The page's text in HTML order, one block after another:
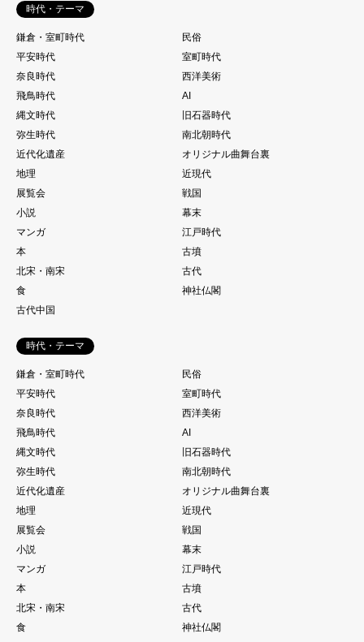
時代・テーマ
鎌倉・室町時代
民俗
平安時代
室町時代
奈良時代
西洋美術
飛鳥時代
AI
縄文時代
旧石器時代
弥生時代
南北朝時代
近代化遺産
オリジナル曲舞台裏
地理
近現代
展覧会
戦国
小説
幕末
マンガ
江戸時代
本
古墳
北宋・南宋
古代
食
神社仏閣
古代中国
時代・テーマ
鎌倉・室町時代
民俗
平安時代
室町時代
奈良時代
西洋美術
飛鳥時代
AI
縄文時代
旧石器時代
弥生時代
南北朝時代
近代化遺産
オリジナル曲舞台裏
地理
近現代
展覧会
戦国
小説
幕末
マンガ
江戸時代
本
古墳
北宋・南宋
古代
食
神社仏閣